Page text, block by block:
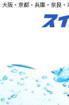
大阪・京都・兵庫・奈良・